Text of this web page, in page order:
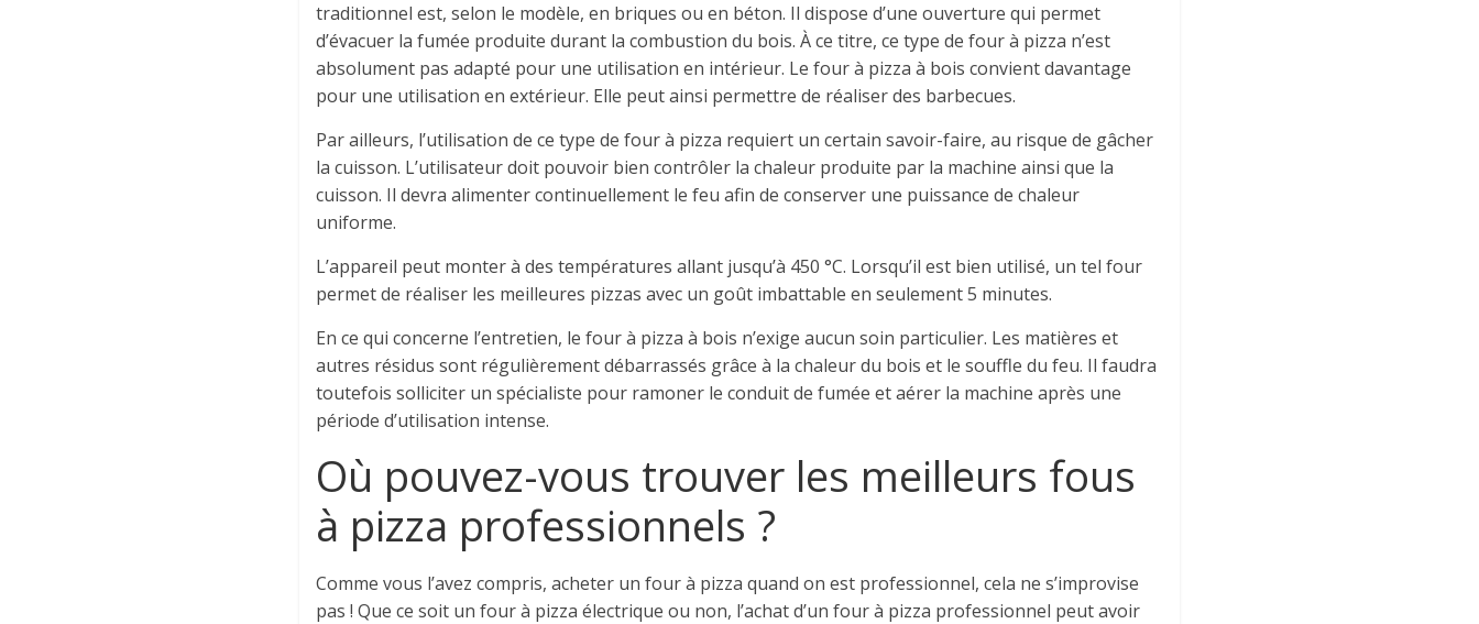
traditionnel est, selon le modèle, en briques ou en béton. Il dispose d’une ouverture qui permet
d’évacuer la fumée produite durant la combustion du bois. À ce titre, ce type de four à pizza n’est
absolument pas adapté pour une utilisation en intérieur. Le four à pizza à bois convient davantage
pour une utilisation en extérieur. Elle peut ainsi permettre de réaliser des barbecues.
Par ailleurs, l’utilisation de ce type de four à pizza requiert un certain savoir-faire, au risque de gâcher
la cuisson. L’utilisateur doit pouvoir bien contrôler la chaleur produite par la machine ainsi que la
cuisson. Il devra alimenter continuellement le feu afin de conserver une puissance de chaleur
uniforme.
L’appareil peut monter à des températures allant jusqu’à 450 °C. Lorsqu’il est bien utilisé, un tel four
permet de réaliser les meilleures pizzas avec un goût imbattable en seulement 5 minutes.
En ce qui concerne l’entretien, le four à pizza à bois n’exige aucun soin particulier. Les matières et
autres résidus sont régulièrement débarrassés grâce à la chaleur du bois et le souffle du feu. Il faudra
toutefois solliciter un spécialiste pour ramoner le conduit de fumée et aérer la machine après une
période d’utilisation intense.
Où pouvez-vous trouver les meilleurs fous
à pizza professionnels ?
Comme vous l’avez compris, acheter un four à pizza quand on est professionnel, cela ne s’improvise
pas ! Que ce soit un four à pizza électrique ou non, l’achat d’un four à pizza professionnel peut avoir